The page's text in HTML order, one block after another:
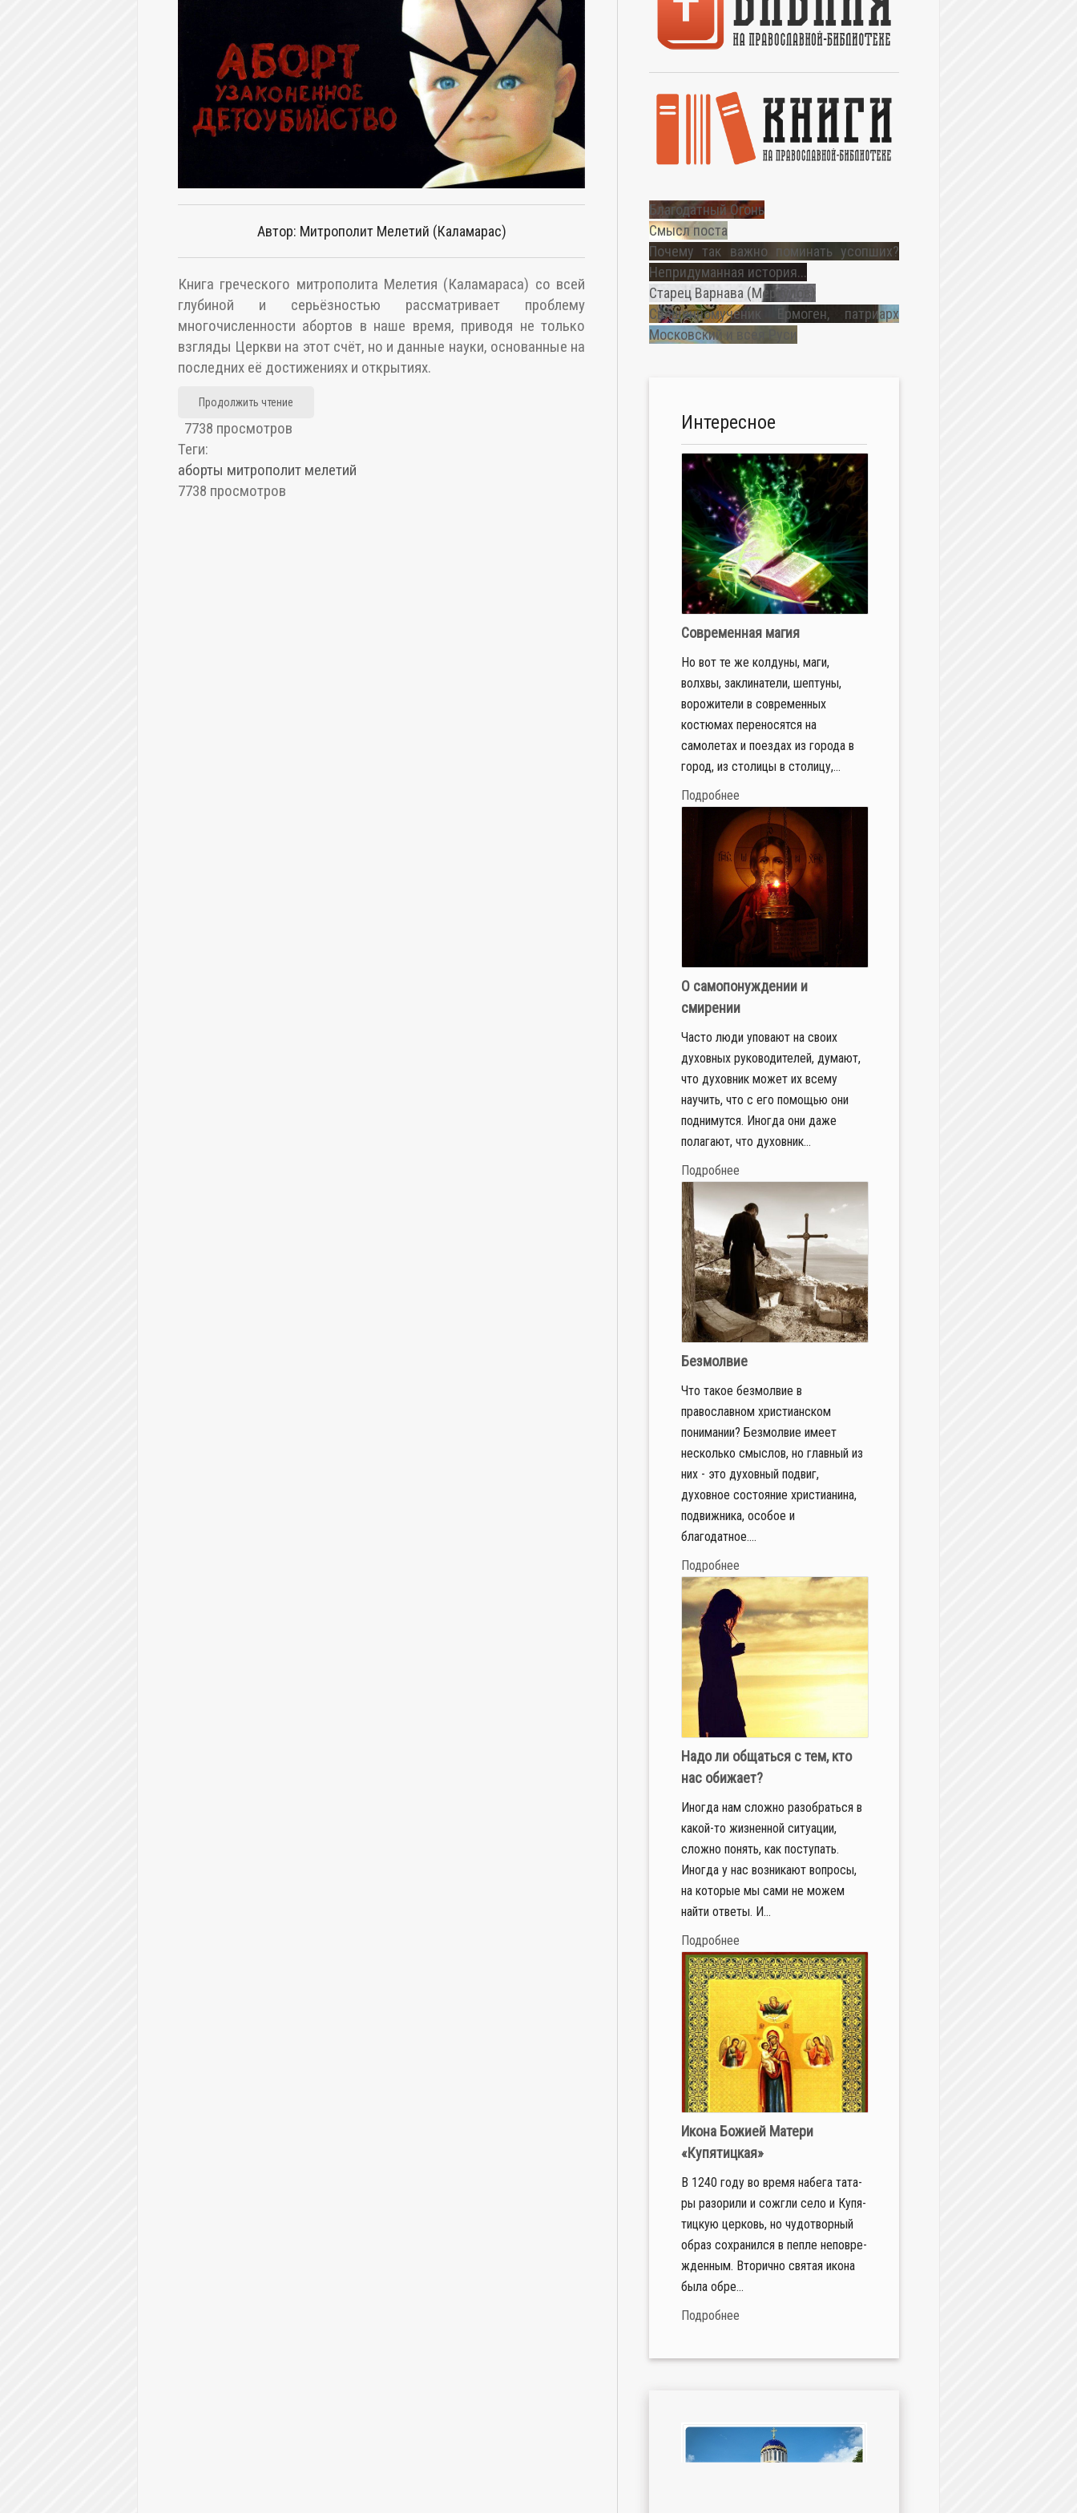
Автор: Митрополит Мелетий (Каламарас)
Книга греческого митрополита Мелетия (Каламараса) со всей
глубиной и серьёзностью рассматривает проблему
многочисленности абортов в наше время, приводя не только
взгляды Церкви на этот счёт, но и данные науки, основанные на
последних её достижениях и открытиях.
Продолжить чтение
7738 просмотров
Теги:
аборты митрополит мелетий
7738 просмотров
Благодатный Огонь
Смысл поста
Почему так важно поминать усопших?
Непридуманная история...
Старец Варнава (Меркулов)
Священномученик Ермоген, патриарх
Московский и всея Руси
Интересное
Современная магия
Но вот те же колдуны, маги,
волхвы, заклинатели, шептуны,
ворожители в современных
костюмах переносятся на
самолетах и поездах из города в
город, из столицы в столицу,...
Подробнее
О самопонуждении и
смирении
Часто люди уповают на своих
духовных руководителей, думают,
что духовник может их всему
научить, что с его помощью они
поднимутся. Иногда они даже
полагают, что духовник...
Подробнее
Безмолвие
Что такое безмолвие в
православном христианском
понимании? Безмолвие имеет
несколько смыслов, но главный из
них - это духовный подвиг,
духовное состояние христианина,
подвижника, особое и
благодатное....
Подробнее
Надо ли общаться с тем, кто
нас обижает?
Иногда нам сложно разобраться в
какой-то жизненной ситуации,
сложно понять, как поступать.
Иногда у нас возникают вопросы,
на которые мы сами не можем
найти ответы. И...
Подробнее
Икона Божией Матери
«Купятицкая»
В 1240 го­ду во вре­мя на­бе­га та­та­
ры ра­зо­ри­ли и со­жгли се­ло и Ку­пя­
тиц­кую цер­ковь, но чу­до­твор­ный
об­раз со­хра­нил­ся в пеп­ле непо­вре­
жден­ным. Вто­рич­но свя­тая ико­на
бы­ла об­ре­...
Подробнее